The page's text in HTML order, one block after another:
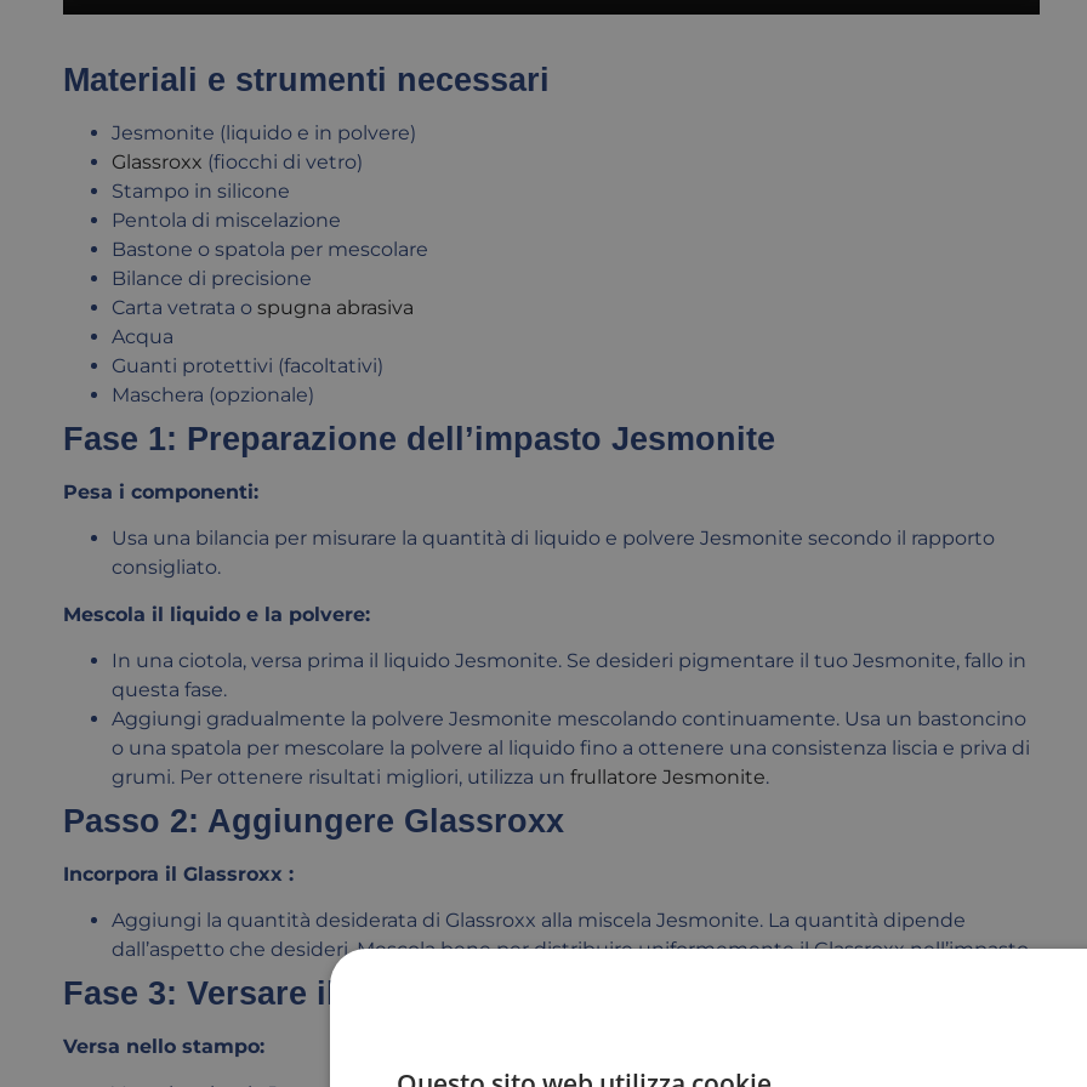
Materiali e strumenti necessari
Jesmonite (liquido e in polvere)
Glassroxx (fiocchi di vetro)
Stampo in silicone
Pentola di miscelazione
Bastone o spatola per mescolare
Bilance di precisione
Carta vetrata o spugna abrasiva
Acqua
Guanti protettivi (facoltativi)
Maschera (opzionale)
Fase 1: Preparazione dell’impasto Jesmonite
Pesa i componenti:
Usa una bilancia per misurare la quantità di liquido e polvere Jesmonite secondo il rapporto
consigliato.
Mescola il liquido e la polvere:
In una ciotola, versa prima il liquido Jesmonite. Se desideri pigmentare il tuo Jesmonite, fallo in
questa fase.
Aggiungi gradualmente la polvere Jesmonite mescolando continuamente. Usa un bastoncino
o una spatola per mescolare la polvere al liquido fino a ottenere una consistenza liscia e priva di
grumi. Per ottenere risultati migliori, utilizza un frullatore Jesmonite.
Passo 2: Aggiungere Glassroxx
Incorpora il Glassroxx :
Aggiungi la quantità desiderata di Glassroxx alla miscela Jesmonite. La quantità dipende
dall’aspetto che desideri. Mescola bene per distribuire uniformemente il Glassroxx nell’impasto.
Fase 3: Versare il composto
Versa nello stampo: